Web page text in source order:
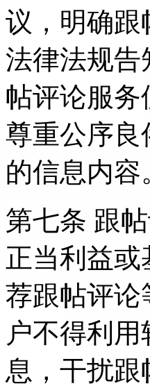
议，明确跟
法律法规告
帖评论服
尊重公序良
的信息内容
第七条 跟
正当利益
荐跟帖评论
户不得利
息，干扰